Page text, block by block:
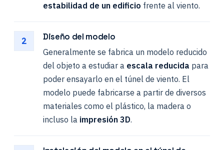
estabilidad de un edificio frente al viento.
2 Diseño del modelo
Generalmente se fabrica un modelo reducido
del objeto a estudiar a escala reducida para
poder ensayarlo en el túnel de viento. El
modelo puede fabricarse a partir de diversos
materiales como el plástico, la madera o
incluso la impresión 3D.